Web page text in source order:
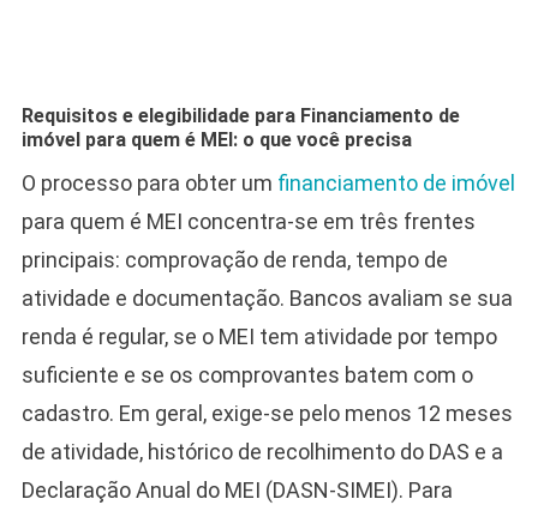
Requisitos e elegibilidade para Financiamento de
imóvel para quem é MEI: o que você precisa
O processo para obter um financiamento de imóvel
para quem é MEI concentra-se em três frentes
principais: comprovação de renda, tempo de
atividade e documentação. Bancos avaliam se sua
renda é regular, se o MEI tem atividade por tempo
suficiente e se os comprovantes batem com o
cadastro. Em geral, exige-se pelo menos 12 meses
de atividade, histórico de recolhimento do DAS e a
Declaração Anual do MEI (DASN‑SIMEI). Para